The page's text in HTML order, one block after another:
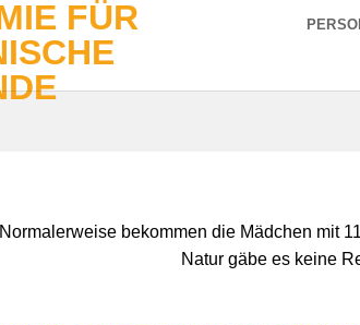
Normalerweise bekommen die Mädchen mit
Natur gäbe es keine